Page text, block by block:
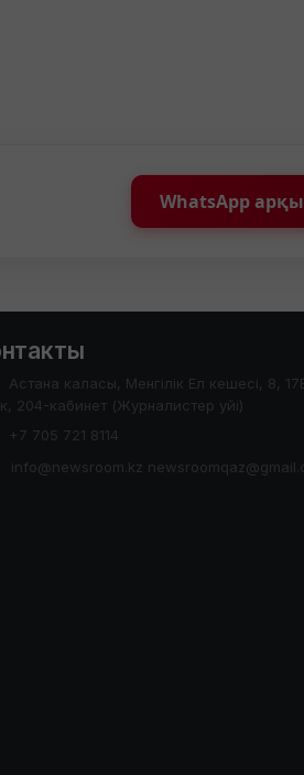
WhatsApp
Астана каласы, Менгілік Ел кешесі, 8,
204-кабинет (Журналистер уйі)
+7 705 721 8114
info@newsroom.kz